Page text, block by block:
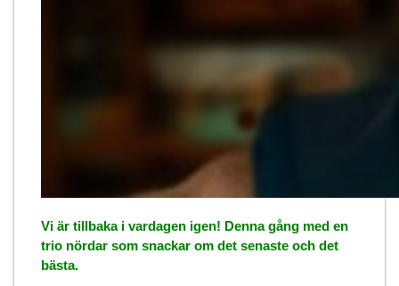
Vi är tillbaka i vardagen igen! Denna gång med en
trio nördar som snackar om det senaste och det
bästa.